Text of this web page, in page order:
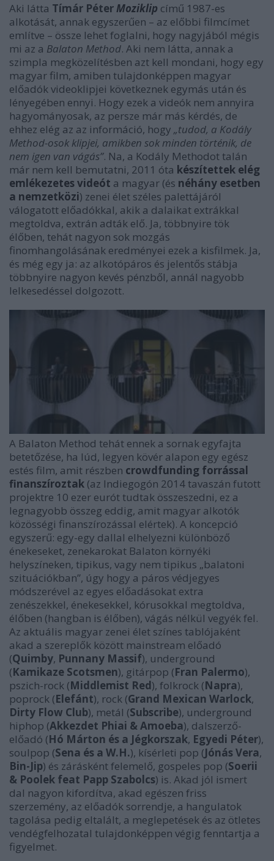
Aki látta Tímár PéterMoziklip című 1987-es
alkotását, annak egyszerűen – az előbbi filmcímet
említve – össze lehet foglalni, hogy nagyjából mégis
mi az a Balaton Method. Aki nem látta, annak a
szimpla megközelítésben azt kell mondani, hogy egy
magyar film, amiben tulajdonképpen magyar
előadók videoklipjei következnek egymás után és
lényegében ennyi. Hogy ezek a videók nem annyira
hagyományosak, az persze már más kérdés, de
ehhez elég az az információ, hogy „tudod, a Kodály
Method-osok klipjei, amikben sok minden történik, de
nem igen van vágás”. Na, a Kodály Methodot talán
már nem kell bemutatni, 2011 óta készítettek elég
emlékezetes videót a magyar (és néhány esetben
a nemzetközi) zenei élet széles palettájáról
válogatott előadókkal, akik a dalaikat extrákkal
megtoldva, extrán adták elő. Ja, többnyire tök
élőben, tehát nagyon sok mozgás
finomhangolásának eredményei ezek a kisfilmek. Ja,
és még egy ja: az alkotópáros és jelentős stábja
többnyire nagyon kevés pénzből, annál nagyobb
lelkesedéssel dolgozott.
A Balaton Method tehát ennek a sornak egyfajta
betetőzése, ha lúd, legyen kövér alapon egy egész
estés film, amit részben crowdfunding forrással
finanszíroztak (az Indiegogón 2014 tavaszán futott
projektre 10 ezer eurót tudtak összeszedni, ez a
legnagyobb összeg eddig, amit magyar alkotók
közösségi finanszírozással elértek). A koncepció
egyszerű: egy-egy dallal elhelyezni különböző
énekeseket, zenekarokat Balaton környéki
helyszíneken, tipikus, vagy nem tipikus „balatoni
szituációkban”, úgy hogy a páros védjegyes
módszerével az egyes előadásokat extra
zenészekkel, énekesekkel, kórusokkal megtoldva,
élőben (hangban is élőben), vágás nélkül vegyék fel.
Az aktuális magyar zenei élet színes tablójaként
akad a szereplők között mainstream előadó
(Quimby, Punnany Massif), underground
(Kamikaze Scotsmen), gitárpop (Fran Palermo),
pszich-rock (Middlemist Red), folkrock (Napra),
poprock (Elefánt), rock (Grand Mexican Warlock,
Dirty Flow Club), metál (Subscribe), underground
hiphop (Akkezdet Phiai & Amoeba), dalszerző-
előadó (Hó Márton és a Jégkorszak, Egyedi Péter),
soulpop (Sena és a W.H.), kísérleti pop (Jónás Vera,
Bin-Jip) és zárásként felemelő, gospeles pop (Soerii
& Poolek feat Papp Szabolcs) is. Akad jól ismert
dal nagyon kifordítva, akad egészen friss
szerzemény, az előadók sorrendje, a hangulatok
tagolása pedig eltalált, a meglepetések és az ötletes
vendégfelhozatal tulajdonképpen végig fenntartja a
figyelmet.